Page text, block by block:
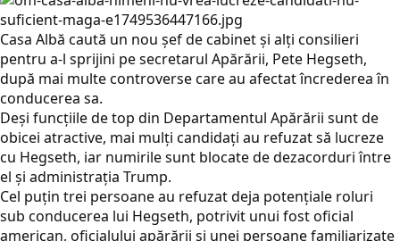
Casa Albă caută un nou șef de cabinet și alți consilieri
pentru a-l sprijini pe secretarul Apărării, Pete Hegseth,
după mai multe controverse care au afectat încrederea în
conducerea sa.
Deși funcțiile de top din Departamentul Apărării sunt de
obicei atractive, mai mulți candidați au refuzat să lucreze
cu Hegseth, iar numirile sunt blocate de dezacorduri între
el și administrația Trump.
Cel puțin trei persoane au refuzat deja potențiale roluri
sub conducerea lui Hegseth, potrivit unui fost oficial
american, oficialului apărării și unei persoane familiarizate